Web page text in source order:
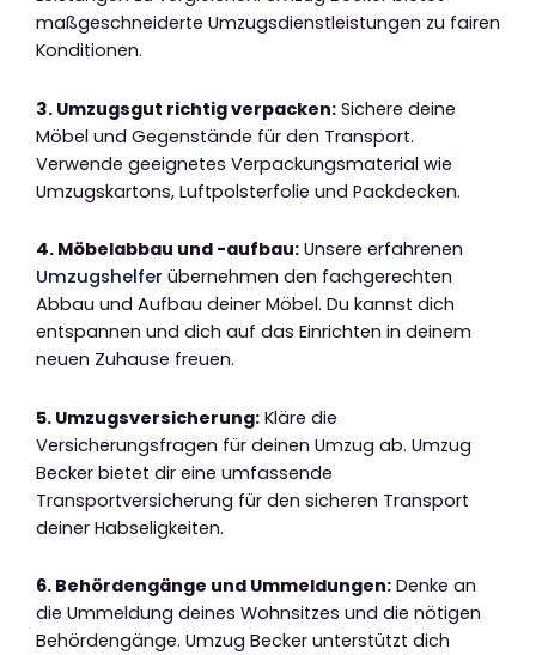
maßgeschneiderte Umzugsdienstleistungen zu fairen
Konditionen.
3. Umzugsgut richtig verpacken: Sichere deine
Möbel und Gegenstände für den Transport.
Verwende geeignetes Verpackungsmaterial wie
Umzugskartons, Luftpolsterfolie und Packdecken.
4. Möbelabbau und -aufbau: Unsere erfahrenen
Umzugshelfer übernehmen den fachgerechten
Abbau und Aufbau deiner Möbel. Du kannst dich
entspannen und dich auf das Einrichten in deinem
neuen Zuhause freuen.
5. Umzugsversicherung: Kläre die
Versicherungsfragen für deinen Umzug ab. Umzug
Becker bietet dir eine umfassende
Transportversicherung für den sicheren Transport
deiner Habseligkeiten.
6. Behördengänge und Ummeldungen: Denke an
die Ummeldung deines Wohnsitzes und die nötigen
Behördengänge. Umzug Becker unterstützt dich